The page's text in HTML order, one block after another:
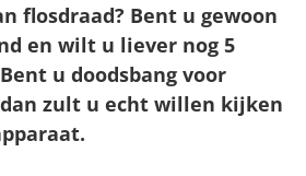
flosdraad? Bent u gewoon
en wilt u liever nog 5
u doodsbang voor
zult u echt willen kijken